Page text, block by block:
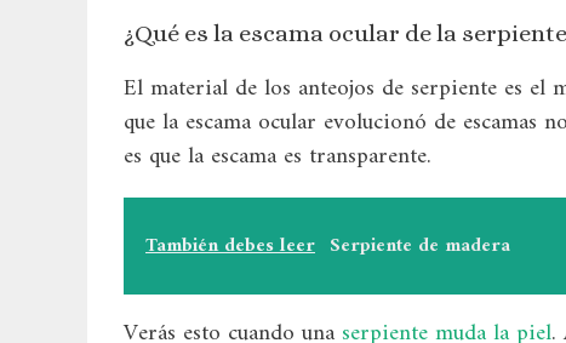
¿Qué es la escama ocular de la
El material de los anteojos de serpiente es el
que la escama ocular evolucionó de escamas
es que la escama es transparente.
También debes leer Serpiente de madera
Verás esto cuando unaserpiente muda la piel.